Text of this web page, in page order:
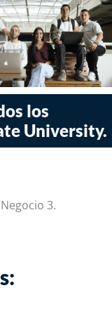
los
University.
3.